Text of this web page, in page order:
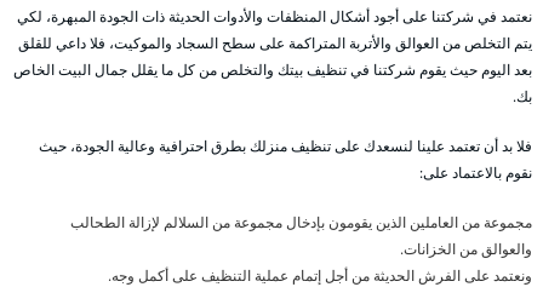
نعتمد في شركتنا على أجود أشكال المنظفات والأدوات الحديثة ذات الجودة المبهرة، لكي
يتم التخلص من العوالق والأتربة المتراكمة على سطح السجاد والموكيت، فلا داعي للقلق
بعد اليوم حيث يقوم شركتنا في تنظيف بيتك والتخلص من كل ما يقلل جمال البيت الخاص
بك.
فلا بد أن تعتمد علينا لنسعدك على تنظيف منزلك بطرق احترافية وعالية الجودة، حيث
نقوم بالاعتماد على:
مجموعة من العاملين الذين يقومون بإدخال مجموعة من السلالم لإزالة الطحالب
والعوالق من الخزانات.
ونعتمد على الفرش الحديثة من أجل إتمام عملية التنظيف على أكمل وجه.